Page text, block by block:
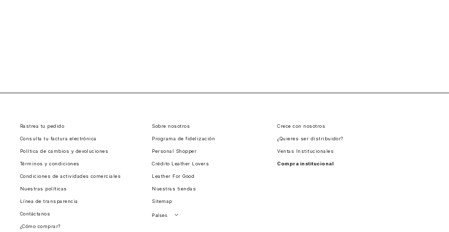
Rastrea tu pedido
Consulta tu factura electrónica
Política de cambios y devoluciones
Términos y condiciones
Condiciones de actividades comerciales
Nuestras políticas
Línea de transparencia
Contáctanos
¿Cómo comprar?
Sobre nosotros
Programa de fidelización
Personal Shopper
Crédito Leather Lovers
Leather For Good
Nuestras tiendas
Sitemap
Países
Crece con nosotros
¿Quieres ser distribuidor?
Ventas Institucionales
Compra institucional